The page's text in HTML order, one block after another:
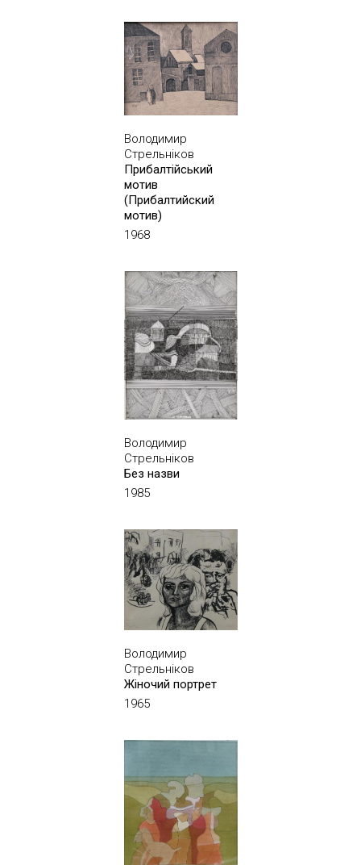
Володимир
Стрельніков
Прибалтійський
мотив
(Прибалтийский
мотив)
1968
Володимир
Стрельніков
Без назви
1985
Володимир
Стрельніков
Жіночий портрет
1965